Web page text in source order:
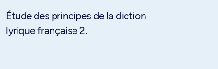
Étude des principes de la diction
lyrique française 2.